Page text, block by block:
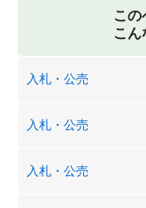
この
こん
入札・公売
入札・公売
入札・公売